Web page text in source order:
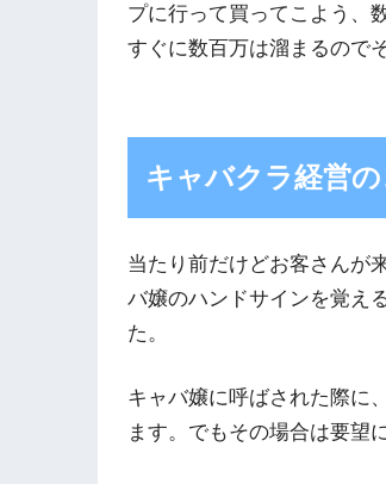
プに行って買ってこよう、
すぐに数百万は溜まるので
キャバクラ経営
当たり前だけどお客さんが
バ嬢のハンドサインを覚え
た。
キャバ嬢に呼ばされた際に
ます。でもその場合は要望